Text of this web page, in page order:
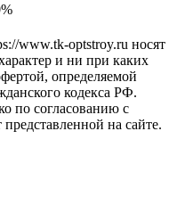
www.tk-optstroy.ru носят
и ни при каких
определяемой
кодекса РФ.
по согласованию с
на сайте.